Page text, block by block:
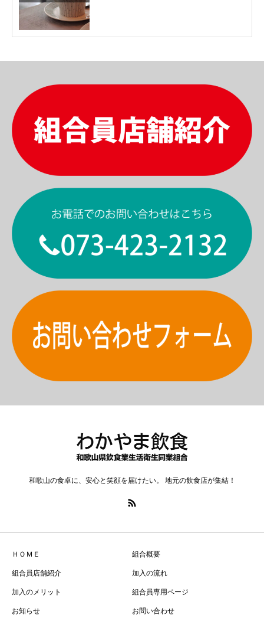
和歌山の食卓に、安心と笑顔を届けたい。 地元の飲食店が集結！
ＨＯＭＥ 組合概要
組合員店舗紹介 加入の流れ
加入のメリット 組合員専用ページ
お知らせ お問い合わせ